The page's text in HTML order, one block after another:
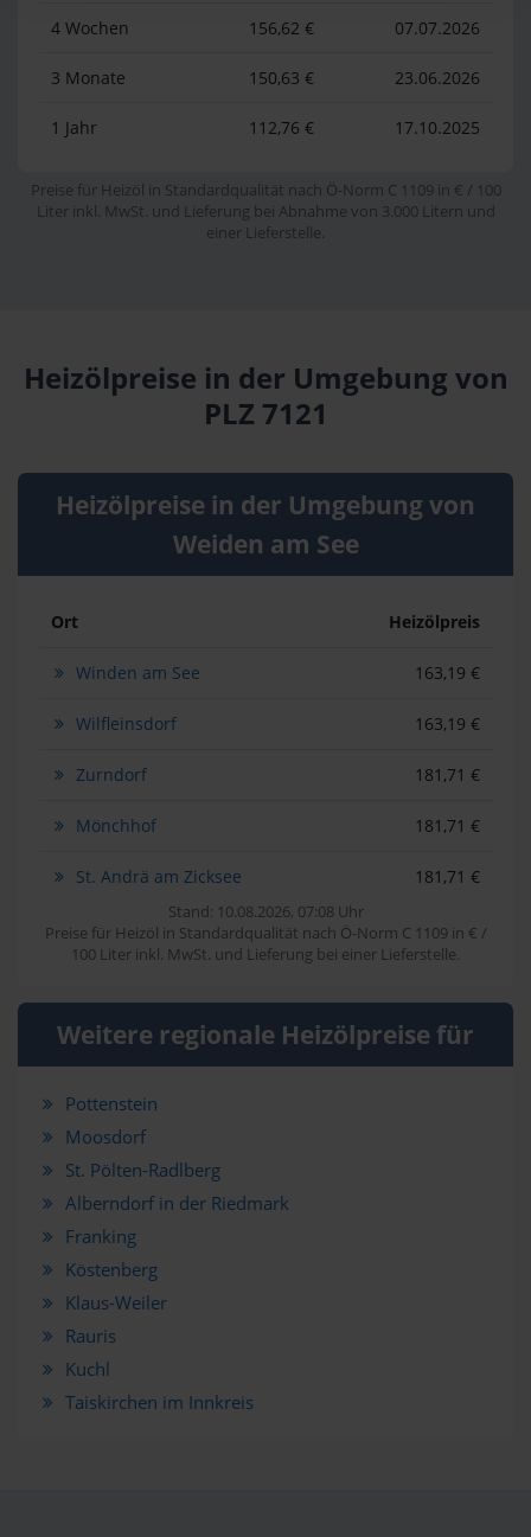
4 Wochen 156,62 € 07.07.2026
3 Monate 150,63 € 23.06.2026
1 Jahr 112,76 € 17.10.2025
Preise für Heizöl in Standardqualität nach Ö-Norm C 1109 in € / 100
Liter inkl. MwSt. und Lieferung bei Abnahme von 3.000 Litern und
einer Lieferstelle.
Heizölpreise in der Umgebung von
PLZ 7121
Heizölpreise in der Umgebung von
Weiden am See
Ort Heizölpreis
Winden am See 163,19 €
Wilfleinsdorf 163,19 €
Zurndorf 181,71 €
Mönchhof 181,71 €
St. Andrä am Zicksee 181,71 €
Stand: 10.08.2026, 07:08 Uhr
Preise für Heizöl in Standardqualität nach Ö-Norm C 1109 in € /
100 Liter inkl. MwSt. und Lieferung bei einer Lieferstelle.
Weitere regionale Heizölpreise für
Pottenstein
Moosdorf
St. Pölten-Radlberg
Alberndorf in der Riedmark
Franking
Köstenberg
Klaus-Weiler
Rauris
Kuchl
Taiskirchen im Innkreis